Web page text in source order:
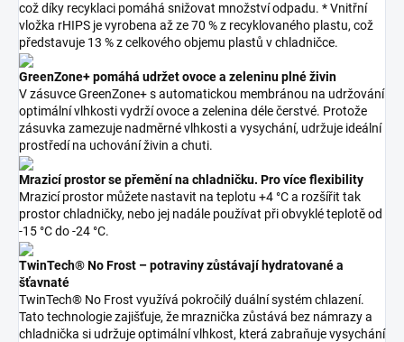
což díky recyklaci pomáhá snižovat množství odpadu. * Vnitřní
vložka rHIPS je vyrobena až ze 70 % z recyklovaného plastu, což
představuje 13 % z celkového objemu plastů v chladničce.
GreenZone+ pomáhá udržet ovoce a zeleninu plné živin
V zásuvce GreenZone+ s automatickou membránou na udržování
optimální vlhkosti vydrží ovoce a zelenina déle čerstvé. Protože
zásuvka zamezuje nadměrné vlhkosti a vysychání, udržuje ideální
prostředí na uchování živin a chuti.
Mrazicí prostor se přemění na chladničku. Pro více flexibility
Mrazicí prostor můžete nastavit na teplotu +4 °C a rozšířit tak
prostor chladničky, nebo jej nadále používat při obvyklé teplotě od
-15 °C do -24 °C.
TwinTech® No Frost – potraviny zůstávají hydratované a
šťavnaté
TwinTech® No Frost využívá pokročilý duální systém chlazení.
Tato technologie zajišťuje, že mraznička zůstává bez námrazy a
chladnička si udržuje optimální vlhkost, která zabraňuje vysychání